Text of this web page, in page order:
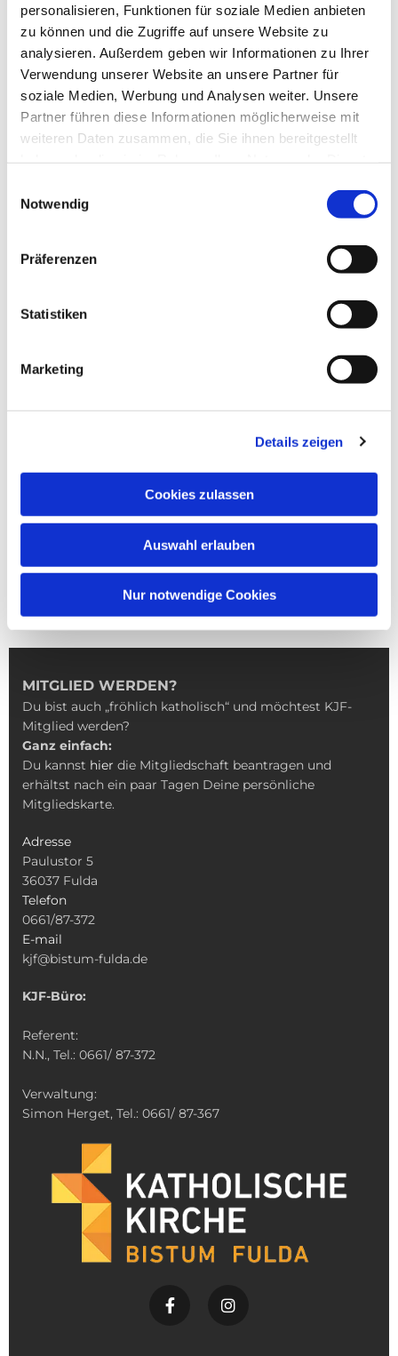
personalisieren, Funktionen für soziale Medien anbieten
zu können und die Zugriffe auf unsere Website zu
analysieren. Außerdem geben wir Informationen zu Ihrer
Verwendung unserer Website an unsere Partner für
soziale Medien, Werbung und Analysen weiter. Unsere
Partner führen diese Informationen möglicherweise mit
weiteren Daten zusammen, die Sie ihnen bereitgestellt
Notwendig
Präferenzen
Statistiken
Marketing
Details zeigen
Cookies zulassen
Auswahl erlauben
Nur notwendige Cookies
Dies könnte Sie auch
interessieren
MITGLIED WERDEN?
Du bist auch „fröhlich katholisch“ und möchtest KJF-
Mitglied werden?
Ganz einfach:
Du kannst hier die Mitgliedschaft beantragen und
erhältst nach ein paar Tagen Deine persönliche
Mitgliedskarte.
Adresse
Paulustor 5
36037 Fulda
Telefon
0661/87-372
E-mail
kjf@bistum-fulda.de
KJF-Büro:
Referent:
N.N., Tel.: 0661/ 87-372
Verwaltung:
Simon Herget, Tel.: 0661/ 87-367